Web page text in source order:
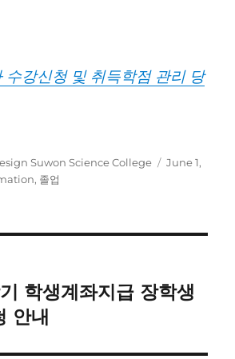
수강신청 및 취득학점 관리 당
Suwon Science College
Posted
June 1,
, 졸업
학생계좌지급 장학생
안내